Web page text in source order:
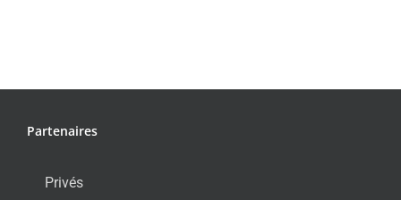
Partenaires
Privés